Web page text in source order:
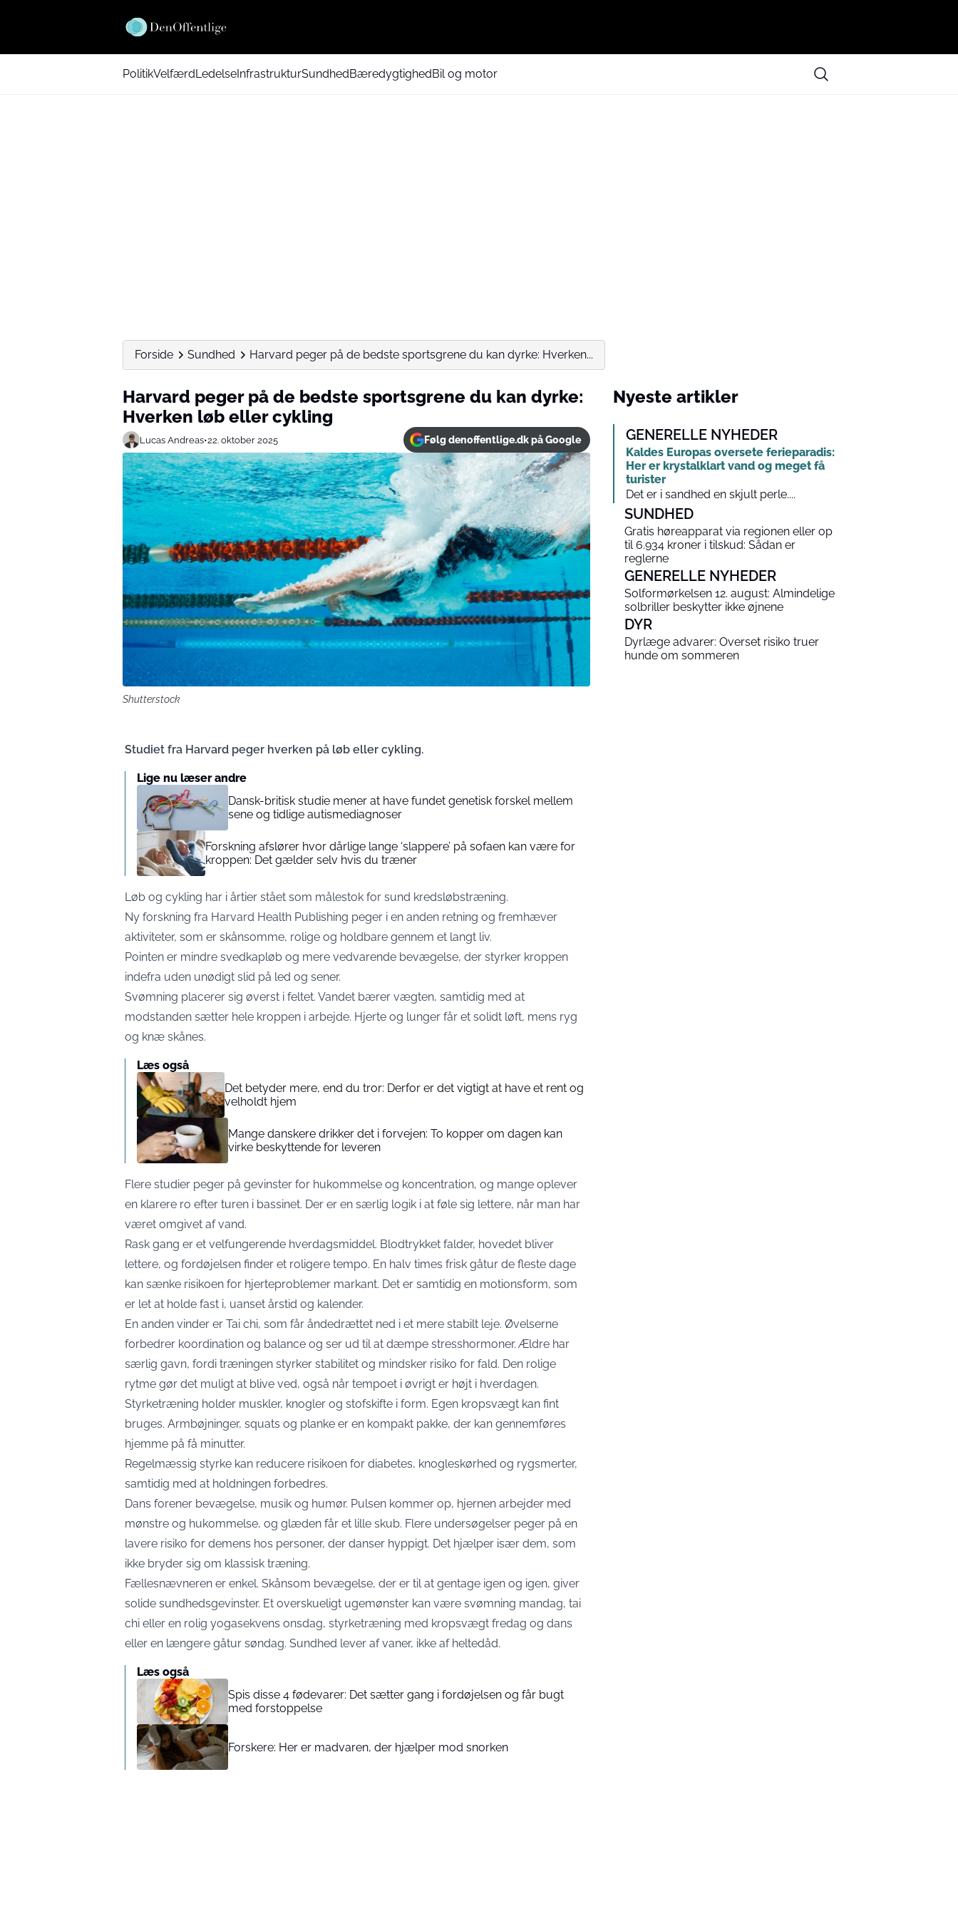
PolitikVelfærdLedelseInfrastrukturSundhedBæredygtighedBil og motor
Forside Sundhed Harvard peger på de bedste sportsgrene du kan dyrke: Hverken...
Harvard peger på de bedste sportsgrene du kan dyrke:
Hverken løb eller cykling
Lucas Andreas•22. oktober 2025 Følg denoffentlige.dk på Google
Shutterstock
Studiet fra Harvard peger hverken på løb eller cykling.
Lige nu læser andre
Dansk-britisk studie mener at have fundet genetisk forskel mellem
sene og tidlige autismediagnoser
Forskning afslører hvor dårlige lange ‘slappere’ på sofaen kan være for
kroppen: Det gælder selv hvis du træner
Løb og cykling har i årtier stået som målestok for sund kredsløbstræning.
Ny forskning fra Harvard Health Publishing peger i en anden retning og fremhæver
aktiviteter, som er skånsomme, rolige og holdbare gennem et langt liv.
Pointen er mindre svedkapløb og mere vedvarende bevægelse, der styrker kroppen
indefra uden unødigt slid på led og sener.
Svømning placerer sig øverst i feltet. Vandet bærer vægten, samtidig med at
modstanden sætter hele kroppen i arbejde. Hjerte og lunger får et solidt løft, mens ryg
og knæ skånes.
Læs også
Det betyder mere, end du tror: Derfor er det vigtigt at have et rent og
velholdt hjem
Mange danskere drikker det i forvejen: To kopper om dagen kan
virke beskyttende for leveren
Flere studier peger på gevinster for hukommelse og koncentration, og mange oplever
en klarere ro efter turen i bassinet. Der er en særlig logik i at føle sig lettere, når man har
været omgivet af vand.
Rask gang er et velfungerende hverdagsmiddel. Blodtrykket falder, hovedet bliver
lettere, og fordøjelsen finder et roligere tempo. En halv times frisk gåtur de fleste dage
kan sænke risikoen for hjerteproblemer markant. Det er samtidig en motionsform, som
er let at holde fast i, uanset årstid og kalender.
En anden vinder er Tai chi, som får åndedrættet ned i et mere stabilt leje. Øvelserne
forbedrer koordination og balance og ser ud til at dæmpe stresshormoner. Ældre har
særlig gavn, fordi træningen styrker stabilitet og mindsker risiko for fald. Den rolige
rytme gør det muligt at blive ved, også når tempoet i øvrigt er højt i hverdagen.
Styrketræning holder muskler, knogler og stofskifte i form. Egen kropsvægt kan fint
bruges. Armbøjninger, squats og planke er en kompakt pakke, der kan gennemføres
hjemme på få minutter.
Regelmæssig styrke kan reducere risikoen for diabetes, knogleskørhed og rygsmerter,
samtidig med at holdningen forbedres.
Dans forener bevægelse, musik og humør. Pulsen kommer op, hjernen arbejder med
mønstre og hukommelse, og glæden får et lille skub. Flere undersøgelser peger på en
lavere risiko for demens hos personer, der danser hyppigt. Det hjælper især dem, som
ikke bryder sig om klassisk træning.
Fællesnævneren er enkel. Skånsom bevægelse, der er til at gentage igen og igen, giver
solide sundhedsgevinster. Et overskueligt ugemønster kan være svømning mandag, tai
chi eller en rolig yogasekvens onsdag, styrketræning med kropsvægt fredag og dans
eller en længere gåtur søndag. Sundhed lever af vaner, ikke af heltedåd.
Læs også
Spis disse 4 fødevarer: Det sætter gang i fordøjelsen og får bugt
med forstoppelse
Forskere: Her er madvaren, der hjælper mod snorken
Nyeste artikler
GENERELLE NYHEDER
Kaldes Europas oversete ferieparadis:
Her er krystalklart vand og meget få
turister
Det er i sandhed en skjult perle....
SUNDHED
Gratis høreapparat via regionen eller op
til 6.934 kroner i tilskud: Sådan er
reglerne
GENERELLE NYHEDER
Solformørkelsen 12. august: Almindelige
solbriller beskytter ikke øjnene
DYR
Dyrlæge advarer: Overset risiko truer
hunde om sommeren